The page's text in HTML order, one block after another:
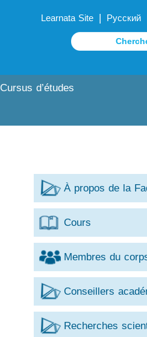
Learnata Site | Русский
Cursus d’études
À propos de la
Cours
Membres du
Conseillers
Recherches